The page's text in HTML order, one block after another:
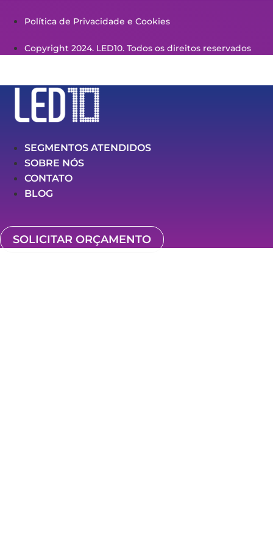
Política de Privacidade e Cookies
Copyright 2024. LED10. Todos os direitos reservados
SEGMENTOS ATENDIDOS
SOBRE NÓS
CONTATO
BLOG
SOLICITAR ORÇAMENTO